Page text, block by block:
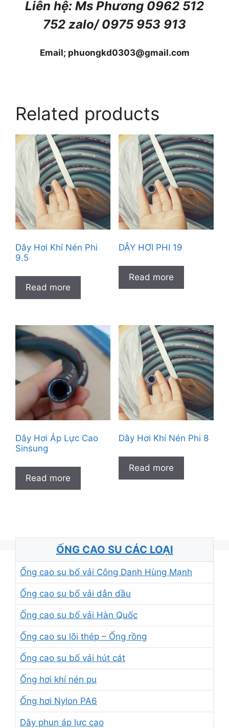
Liên hệ: Ms Phương 0962 512
752 zalo/ 0975 953 913
Email; phuongkd0303@gmail.com
Related products
Dây Hơi Khí Nén Phi
9.5
Read more
DÂY HƠI PHI 19
Read more
Dây Hơi Áp Lực Cao
Sinsung
Read more
Dây Hơi Khí Nén Phi 8
Read more
ỐNG CAO SU CÁC LOẠI
Ống cao su bố vải Công Danh Hùng Mạnh
Ống cao su bố vải dẫn dầu
Ống cao su bố vải Hàn Quốc
Ống cao su lõi thép – Ống rồng
Ống cao su bố vải hút cát
Ống hơi khí nén pu
Ống hơi Nylon PA6
Dây phun áp lực cao